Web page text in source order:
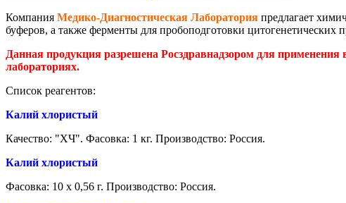
Компания Медико-Диагностическая Лаборатория предлагает
буферов, а также ферменты для пробоподготовки цитогенетических
Данная продукция разрешена Росздравнадзором для применения
лабораториях.
Список реагентов:
Калий хлористый
Качество: "ХЧ". Фасовка: 1 кг. Производство: Россия.
Калий хлористый
Фасовка: 10 х 0,56 г. Производство: Россия.